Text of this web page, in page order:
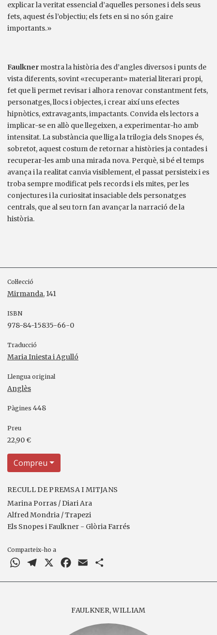
explicar la veritat essencial d’aquelles persones i dels seus
fets, aquest és l’objectiu; els fets en si no són gaire
importants.»
Faulkner mostra la història des d’angles diversos i punts de
vista diferents, sovint «recuperant» material literari propi,
fet que li permet revisar i alhora renovar constantment fets,
personatges, llocs i objectes, i crear així uns efectes
hipnòtics, extravagants, impactants. Convida els lectors a
implicar-se en allò que llegeixen, a experimentar-ho amb
intensitat. La substància que lliga la trilogia dels Snopes és,
sobretot, aquest costum de retornar a històries ja contades i
recuperar-les amb una mirada nova. Perquè, si bé el temps
avança i la realitat canvia visiblement, el passat persisteix i es
troba sempre modificat pels records i els mites, per les
conjectures i la curiositat insaciable dels personatges
centrals, que al seu torn fan avançar la narració de la
història.
Col·lecció
Mirmanda, 141
ISBN
978-84-15835-66-0
Traducció
Maria Iniesta i Agulló
Llengua original
Anglès
Pàgines 448
Preu
22,90 €
Compreu
RECULL DE PREMSA I MITJANS
Marina Porras / Diari Ara
Alfred Mondria / Trapezi
Els Snopes i Faulkner - Glòria Farrés
Comparteix-ho a
WhatsAppTelegram Facebook
Email
FAULKNER, WILLIAM